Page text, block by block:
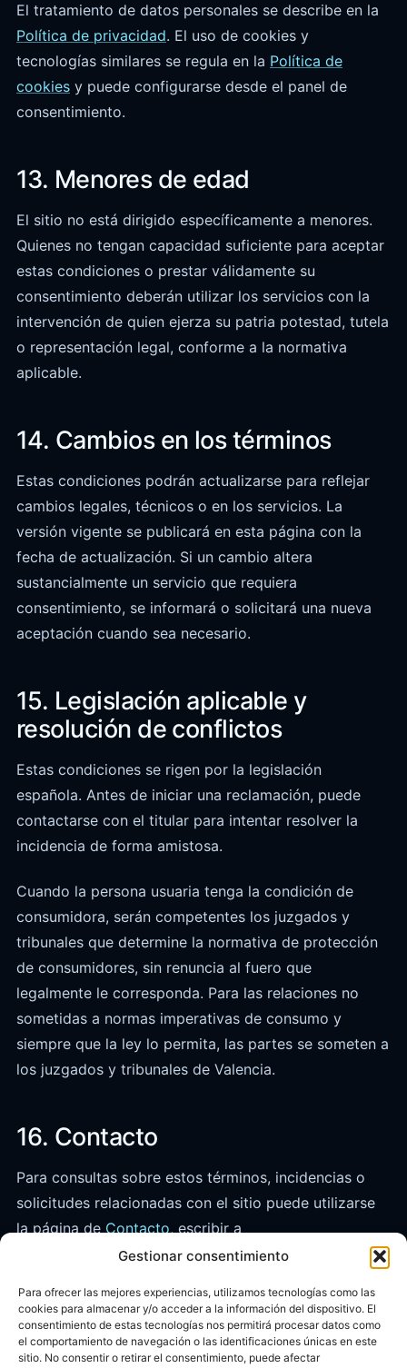
Gestionar consentimiento
Para ofrecer las mejores experiencias, utilizamos tecnologías como las
cookies para almacenar y/o acceder a la información del dispositivo. El
consentimiento de estas tecnologías nos permitirá procesar datos como
el comportamiento de navegación o las identificaciones únicas en este
sitio. No consentir o retirar el consentimiento, puede afectar
El tratamiento de datos personales se describe en la
Política de privacidad. El uso de cookies y
tecnologías similares se regula en la Política de
cookies y puede configurarse desde el panel de
consentimiento.
13. Menores de edad
El sitio no está dirigido específicamente a menores.
Quienes no tengan capacidad suficiente para aceptar
estas condiciones o prestar válidamente su
consentimiento deberán utilizar los servicios con la
intervención de quien ejerza su patria potestad, tutela
o representación legal, conforme a la normativa
aplicable.
14. Cambios en los términos
Estas condiciones podrán actualizarse para reflejar
cambios legales, técnicos o en los servicios. La
versión vigente se publicará en esta página con la
fecha de actualización. Si un cambio altera
sustancialmente un servicio que requiera
consentimiento, se informará o solicitará una nueva
aceptación cuando sea necesario.
15. Legislación aplicable y
resolución de conflictos
Estas condiciones se rigen por la legislación
española. Antes de iniciar una reclamación, puede
contactarse con el titular para intentar resolver la
incidencia de forma amistosa.
Cuando la persona usuaria tenga la condición de
consumidora, serán competentes los juzgados y
tribunales que determine la normativa de protección
de consumidores, sin renuncia al fuero que
legalmente le corresponda. Para las relaciones no
sometidas a normas imperativas de consumo y
siempre que la ley lo permita, las partes se someten a
los juzgados y tribunales de Valencia.
16. Contacto
Para consultas sobre estos términos, incidencias o
solicitudes relacionadas con el sitio puede utilizarse
la página deContacto, escribir a
info@viajeroseneltiempo.eso, para asuntos legales y